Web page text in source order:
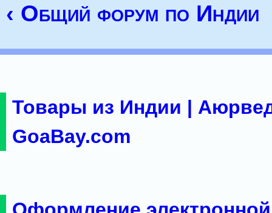
‹ Общий форум по Индии
Товары из Индии |
GoaBay.com